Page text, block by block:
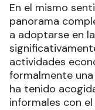
En el mismo
panorama
a adoptarse en
actividades
formalmente una
ha tenido
informales con